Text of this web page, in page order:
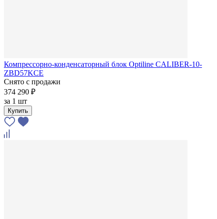
Компрессорно-конденсаторный блок Optiline CALIBER-10-
ZBD57KCE
Снято с продажи
374 290 ₽
за 1 шт
Купить